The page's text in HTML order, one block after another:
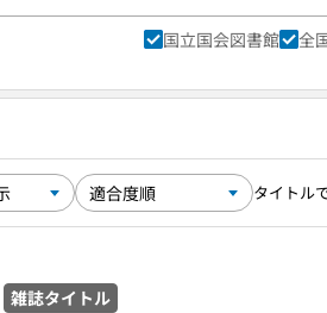
国立国会図書館 全
タイトル
雑誌タイトル